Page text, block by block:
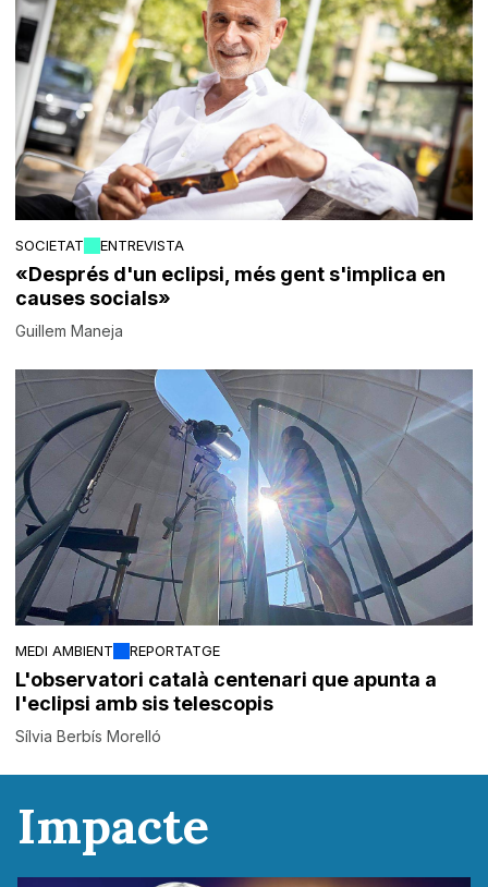
SOCIETAT ENTREVISTA
«Després d'un eclipsi, més gent s'implica en
causes socials»
Guillem Maneja
MEDI AMBIENT REPORTATGE
L'observatori català centenari que apunta a
l'eclipsi amb sis telescopis
Sílvia Berbís Morelló
Impacte